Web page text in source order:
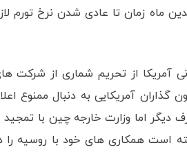
باشد. به گفته یلن چندین ماه زمان تا عادی شدن نرخ تورم
آمریکا از تحریم شماری از شرکت
آمریکایی به دنبال ممنوع
اما وزارت خارجه چین با تمجید
است همکاری های خود با روسیه را